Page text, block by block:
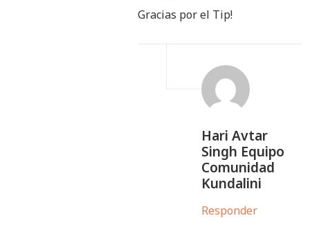
Gracias por el Tip!
Hari Avtar
Singh Equipo
Comunidad
Kundalini
Responder